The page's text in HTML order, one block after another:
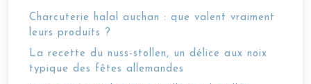
Charcuterie halal auchan : que valent vraiment
leurs produits ?
La recette du nuss-stollen, un délice aux noix
typique des fêtes allemandes